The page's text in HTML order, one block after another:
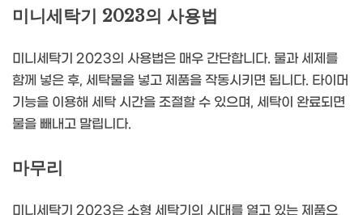
미니세탁기 2023의 사용법
미니세탁기 2023의 사용법은 매우 간단합니다. 물과 세제를
함께 넣은 후, 세탁물을 넣고 제품을 작동시키면 됩니다. 타이머
기능을 이용해 세탁 시간을 조절할 수 있으며, 세탁이 완료되면
물을 빼내고 말립니다.
마무리
미니세탁기 2023은 소형 세탁기의 시대를 열고 있는 제품으